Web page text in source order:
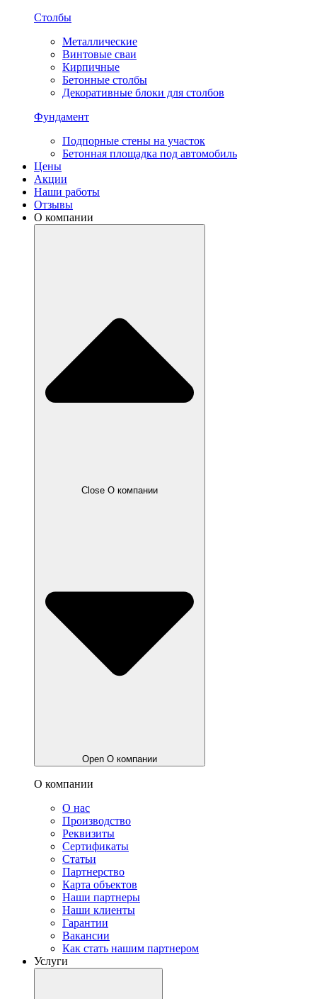
Столбы
Металлические
Винтовые сваи
Кирпичные
Бетонные столбы
Декоративные блоки для столбов
Фундамент
Подпорные стены на участок
Бетонная площадка под автомобиль
Цены
Акции
Наши работы
Отзывы
О компании
Close О компании
Open О компании
О компании
О нас
Производство
Реквизиты
Сертификаты
Статьи
Партнерство
Карта объектов
Наши партнеры
Наши клиенты
Гарантии
Вакансии
Как стать нашим партнером
Услуги